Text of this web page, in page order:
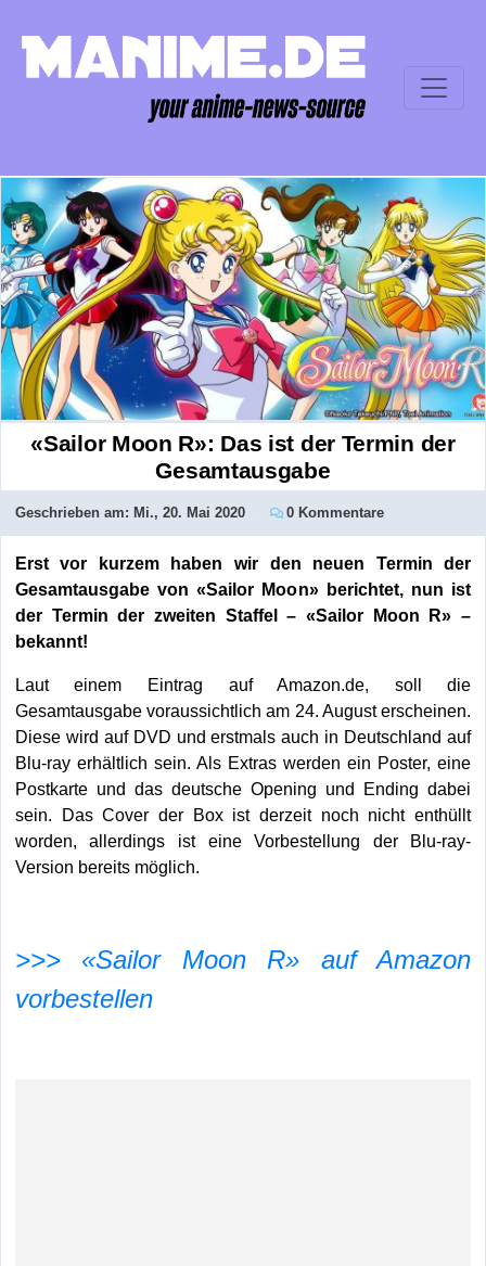
«Sailor Moon R»: Das ist der Termin der
Gesamtausgabe
Geschrieben am: Mi., 20. Mai 2020 0 Kommentare
Erst vor kurzem haben wir den neuen Termin der
Gesamtausgabe von «Sailor Moon» berichtet, nun ist
der Termin der zweiten Staffel – «Sailor Moon R» –
bekannt!
Laut einem Eintrag auf Amazon.de, soll die
Gesamtausgabe voraussichtlich am 24. August erscheinen.
Diese wird auf DVD und erstmals auch in Deutschland auf
Blu-ray erhältlich sein. Als Extras werden ein Poster, eine
Postkarte und das deutsche Opening und Ending dabei
sein. Das Cover der Box ist derzeit noch nicht enthüllt
worden, allerdings ist eine Vorbestellung der Blu-ray-
Version bereits möglich.
>>> «Sailor Moon R» auf Amazon
vorbestellen